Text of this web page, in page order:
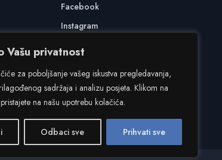
Vašu privatnost
za poboljšanje vašeg iskustva pregledavanja,
sadržaja i analizu posjeta. Klikom na
na našu upotrebu kolačića.
Odbaci sve Prihvati sve
Facebook
Instagram